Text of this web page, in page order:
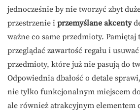
jednocześnie by nie tworzyć zbyt
przestrzenie i przemyślane akcenty
ważne co same przedmioty.
przeglądać zawartość regału i
przedmioty, które już nie pasują do
Odpowiednia dbałość o detale
nie tylko funkcjonalnym miejscem
ale również atrakcyjnym elementem